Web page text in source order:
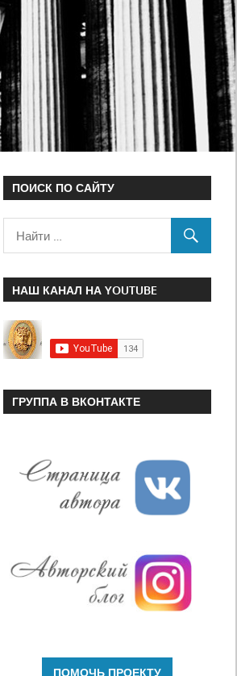
ПОИСК ПО САЙТУ
НАШ КАНАЛ НА YOUTUBE
ГРУППА В ВКОНТАКТЕ